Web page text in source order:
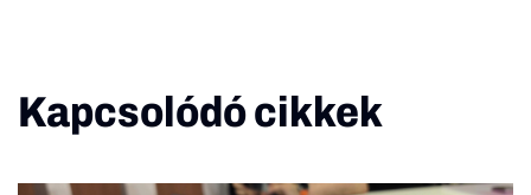
Kapcsolódó cikkek